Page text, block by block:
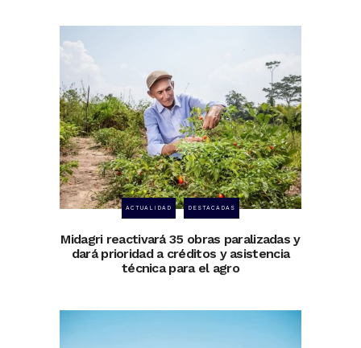
ACTUALIDAD DESTACADAS
Midagri reactivará 35 obras paralizadas y
dará prioridad a créditos y asistencia
técnica para el agro